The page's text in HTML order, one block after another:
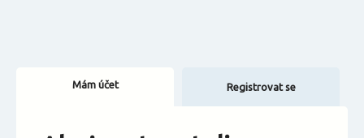
Mám účet Registrovat se